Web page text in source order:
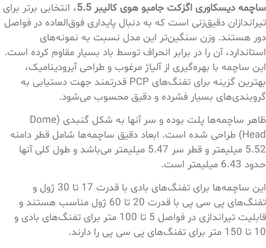
ساچمه دیسکاوری اگزکت جامبو هوی کالیبر 5.5
، انتخابی برتر برای
تیراندازان دقیق‌زنی است که به دنبال پایداری فوق‌العاده در فواصل
دور هستند. وزن سنگین‌تر این مدل نسبت به نمونه‌های
استاندارد، آن را در برابر انحراف توسط باد بسیار مقاوم کرده است.
این ساچمه با بهره‌گیری از آلیاژ مرغوب و طراحی آیرودینامیک،
بهترین گزینه برای تفنگ‌های PCP قدرتمند جهت دستیابی به
گرو‌بندی‌های بسیار فشرده و دقیق محسوب می‌شود.
ظاهر ساچمه‌ها پلت بوده و سر آنها به شکل گنبدی (Dome
Head) طراحی شده است. ابعاد دقیق ساچمه‌ها شامل قطر دامنه
5.52 میلیمتر و قطر سر 5.47 میلیمتر می‌باشد و طول کلی آنها
حدود 6.43 میلیمتر است.
این ساچمه‌ها برای تفنگ‌های بادی با قدرت 17 تا 30 ژول و
تفنگ‌های پی سی پی با قدرت 20 تا 60 ژول مناسب هستند و
قابلیت تیراندازی در فواصل 5 تا 100 متر برای تفنگ‌های بادی و
10 تا 150 متر برای تفنگ‌های پی سی پی را دارند.